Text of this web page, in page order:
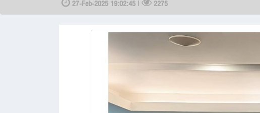
27-Feb-2025 19:02:45 | 2275